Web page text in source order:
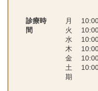
診療時
間
月
火 10:00
水 10:00
木 10:00
金 10:00
土 10:00
期